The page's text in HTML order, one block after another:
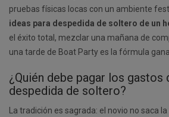
pruebas físicas locas con un ambiente
ideas para despedida de soltero de un
el éxito total, mezclar una mañana de
una tarde de Boat Party es la fórmula
¿Quién debe pagar los gastos
despedida de soltero?
La tradición es sagrada: el novio no saca